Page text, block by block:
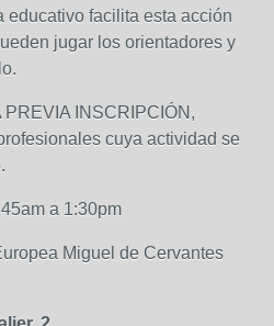
educativo facilita esta acción
jugar los orientadores y
INSCRIPCIÓN,
cuya actividad se
a 1:30pm
Miguel de Cervantes